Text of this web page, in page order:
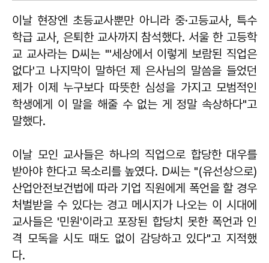
이날 현장엔 초등교사뿐만 아니라 중·고등교사, 특수
학급 교사, 은퇴한 교사까지 참석했다. 서울 한 고등학
교 교사라는 D씨는 "'세상에서 이렇게 보람된 직업은
없다'고 나지막이 말하던 제 은사님의 말씀을 들었던
제가 이제 누구보다 따뜻한 심성을 가지고 모범적인
학생에게 이 말을 해줄 수 없는 게 정말 속상하다"고
말했다.
이날 모인 교사들은 하나의 직업으로 합당한 대우를
받아야 한다고 목소리를 높였다. D씨는 "(유선상으로)
산업안전보건법에 따라 기업 직원에게 폭언을 할 경우
처벌받을 수 있다는 경고 메시지가 나오는 이 시대에
교사들은 '민원'이라고 포장된 합당치 못한 폭언과 인
격 모독을 시도 때도 없이 감당하고 있다"고 지적했
다.